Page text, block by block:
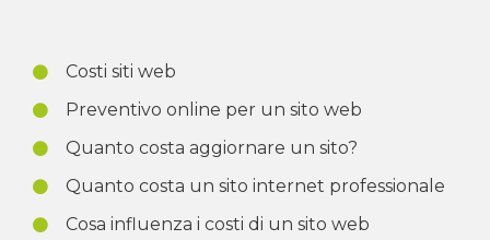
Costi siti web
Preventivo online per un sito web
Quanto costa aggiornare un sito?
Quanto costa un sito internet professionale
Cosa influenza i costi di un sito web